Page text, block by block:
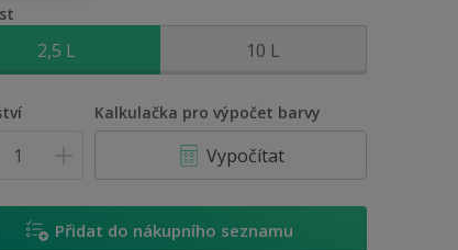
2,5 L 10 L
Kalkulačka pro výpočet barvy
Vypočítat
Přidat do nákupního seznamu